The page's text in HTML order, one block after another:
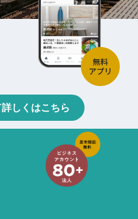
しくはこちら